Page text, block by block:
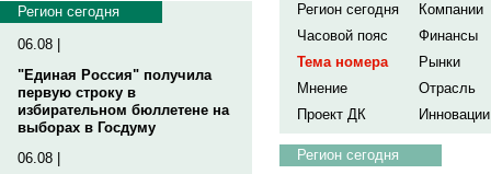
Регион сегодня
06.08 |
"Единая Россия" получила
первую строку в
избирательном бюллетене на
выборах в Госдуму
06.08 |
Регион сегодня
Компании
Часовой пояс
Финансы
Тема номера
Рынки
Мнение
Отрасль
Проект ДК
Инновации
Регион сегодня